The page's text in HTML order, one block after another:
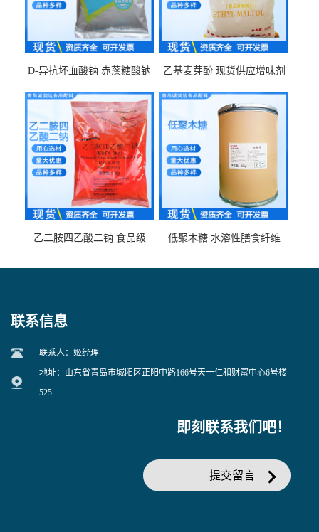
D-异抗坏血酸钠 赤藻糖酸钠
乙基麦芽酚 现货供应增味剂
乙二胺四乙酸二钠 食品级
低聚木糖 水溶性膳食纤维
联系信息
联系人：姬经理
地址：山东省青岛市城阳区正阳中路166号天一仁和财富中心6号楼
525
即刻联系我们吧！
提交留言